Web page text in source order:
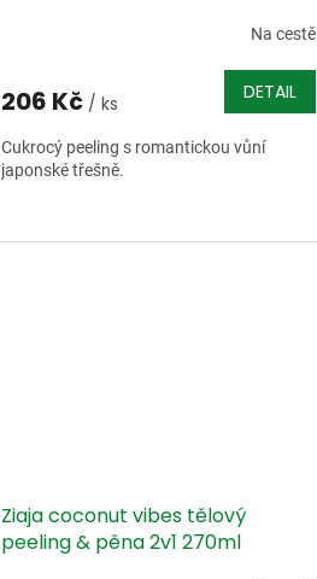
Na cestě
206 Kč / ks DETAIL
Cukrocý peeling s romantickou vůní
japonské třešně.
Ziaja coconut vibes tělový
peeling & pěna 2v1 270ml